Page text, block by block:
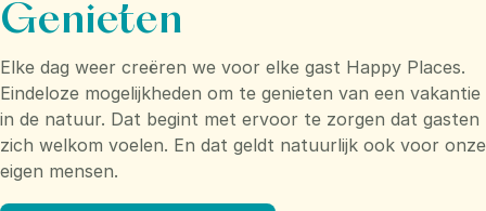
Genieten
Elke dag weer creëren we voor elke gast Happy Places.
Eindeloze mogelijkheden om te genieten van een vakantie
in de natuur. Dat begint met ervoor te zorgen dat gasten
zich welkom voelen. En dat geldt natuurlijk ook voor onze
eigen mensen.